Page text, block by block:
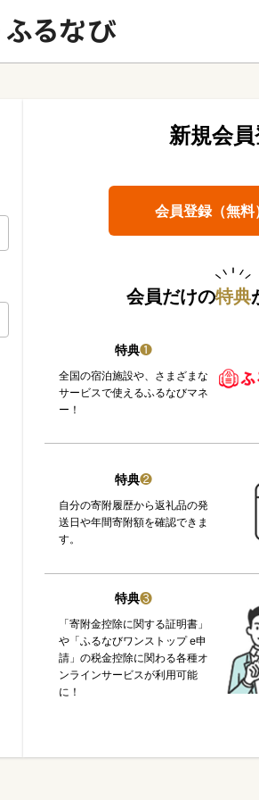
新規会
会員登録（無料
会員だけの特典
特典❶
全国の宿泊施設や、さまざまな
サービスで使えるふるなびマネ
ー！
特典❷
自分の寄附履歴から返礼品の発
送日や年間寄附額を確認できま
す。
特典❸
「寄附金控除に関する証明書」
や「ふるなびワンストップ e申
請」の税金控除に関わる各種オ
ンラインサービスが利用可能
に！